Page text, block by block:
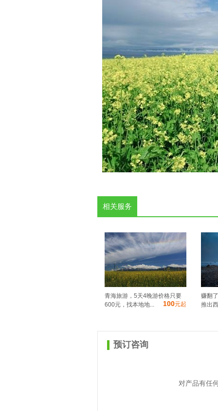
相关服务
青海旅游，5天4晚游价格只要
600元，找本地地...
100元起
赚翻
推出
预订咨询
对产品有任